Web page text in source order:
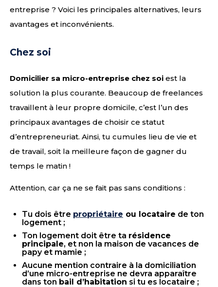
entreprise ? Voici les principales alternatives, leurs
avantages et inconvénients.
Chez soi
Domicilier sa micro-entreprise chez soi est la
solution la plus courante. Beaucoup de freelances
travaillent à leur propre domicile, c’est l’un des
principaux avantages de choisir ce statut
d’entrepreneuriat. Ainsi, tu cumules lieu de vie et
de travail, soit la meilleure façon de gagner du
temps le matin !
Attention, car ça ne se fait pas sans conditions :
Tu dois être propriétaire ou locataire de ton
logement ;
Ton logement doit être ta résidence
principale, et non la maison de vacances de
papy et mamie ;
Aucune mention contraire à la domiciliation
d’une micro-entreprise ne devra apparaître
dans ton bail d’habitation si tu es locataire ;